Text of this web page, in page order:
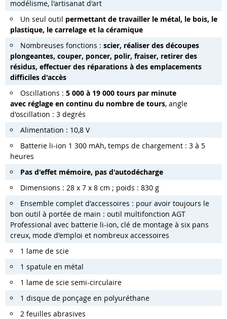
modélisme, l'artisanat d'art
Un seul outil permettant de travailler le métal, le bois, le
plastique, le carrelage et la céramique
Nombreuses fonctions : scier, réaliser des découpes
plongeantes, couper, poncer, polir, fraiser, retirer des
résidus, effectuer des réparations à des emplacements
difficiles d'accès
Oscillations : 5 000 à 19 000 tours par minute
avec réglage en continu du nombre de tours, angle
d'oscillation : 3 degrés
Alimentation : 10,8 V
Batterie li-ion 1 300 mAh, temps de chargement : 3 à 5
heures
Pas d'effet mémoire, pas d'autodécharge
Dimensions : 28 x 7 x 8 cm ; poids : 830 g
Ensemble complet d'accessoires : pour avoir toujours le
bon outil à portée de main : outil multifonction AGT
Professional avec batterie li-ion, clé de montage à six pans
creux, mode d'emploi et nombreux accessoires
1 lame de scie
1 spatule en métal
1 lame de scie semi-circulaire
1 disque de ponçage en polyuréthane
2 feuilles abrasives